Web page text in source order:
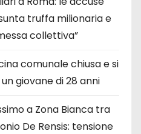
truffa milionaria e
collettiva”
comunale chiusa e si
giovane di 28 anni
a Zona Bianca tra
De Rensis: tensione